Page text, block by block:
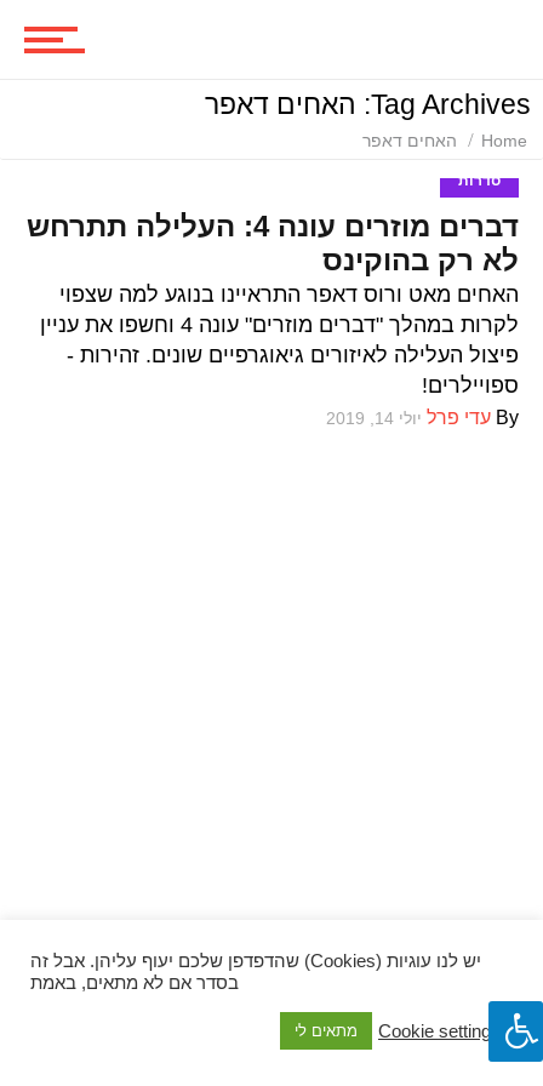
ביקורות סרטים
סדרות
משחקים
Tag Archives: האחים דאפר
Home האחים דאפר
סדרות
דברים מוזרים עונה 4: העלילה תתרחש
לא רק בהוקינס
האחים מאט ורוס דאפר התראיינו בנוגע למה שצפוי
לקרות במהלך "דברים מוזרים" עונה 4 וחשפו את עניין
פיצול העלילה לאיזורים גיאוגרפיים שונים. זהירות -
ספויילרים!
By עדי פרל יולי 14, 2019
יש לנו עוגיות (Cookies) שהדפדפן שלכם יעוף עליהן. אבל זה
בסדר אם לא מתאים, באמת
Cookie settings מתאים לי